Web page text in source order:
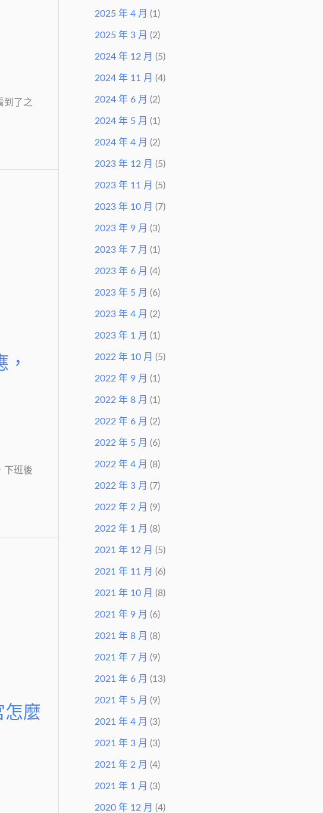
到了之
下班後
怎麼
2025 年 4 月 (1)
2025 年 3 月 (2)
2024 年 12 月 (5)
2024 年 11 月 (4)
2024 年 6 月 (2)
2024 年 5 月 (1)
2024 年 4 月 (2)
2023 年 12 月 (5)
2023 年 11 月 (5)
2023 年 10 月 (7)
2023 年 9 月 (3)
2023 年 7 月 (1)
2023 年 6 月 (4)
2023 年 5 月 (6)
2023 年 4 月 (2)
2023 年 1 月 (1)
2022 年 10 月 (5)
2022 年 9 月 (1)
2022 年 8 月 (1)
2022 年 6 月 (2)
2022 年 5 月 (6)
2022 年 4 月 (8)
2022 年 3 月 (7)
2022 年 2 月 (9)
2022 年 1 月 (8)
2021 年 12 月 (5)
2021 年 11 月 (6)
2021 年 10 月 (8)
2021 年 9 月 (6)
2021 年 8 月 (8)
2021 年 7 月 (9)
2021 年 6 月 (13)
2021 年 5 月 (9)
2021 年 4 月 (3)
2021 年 3 月 (3)
2021 年 2 月 (4)
2021 年 1 月 (3)
2020 年 12 月 (4)